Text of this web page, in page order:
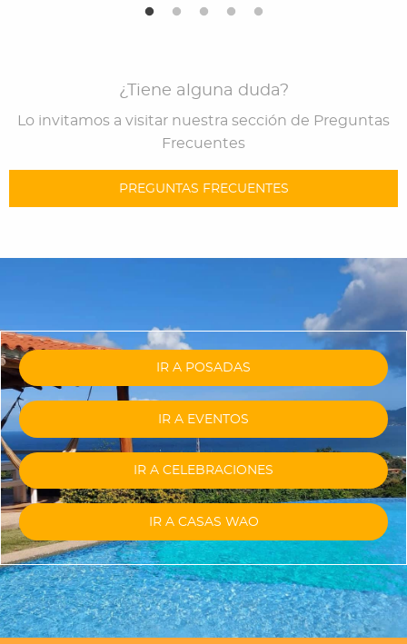
¿Tiene alguna duda?
Lo invitamos a visitar nuestra sección de Preguntas
Frecuentes
PREGUNTAS FRECUENTES
IR A POSADAS
IR A EVENTOS
IR A CELEBRACIONES
IR A CASAS WAO